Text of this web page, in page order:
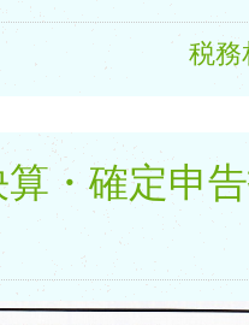
税務
・確定申